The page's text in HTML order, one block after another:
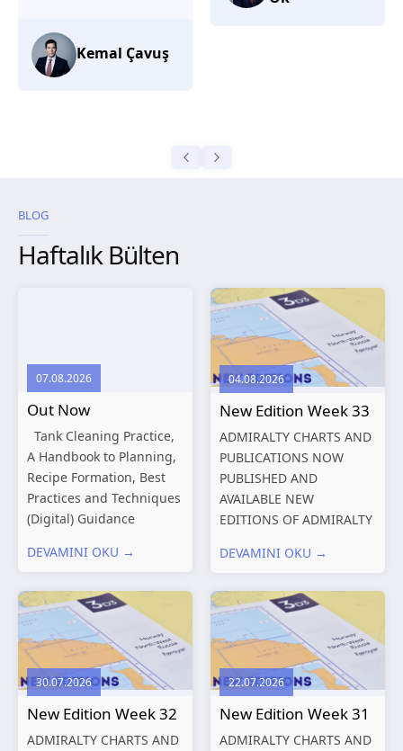
BLOG
Haftalık Bülten
07.08.2026
Out Now
Tank Cleaning Practice,
A Handbook to Planning,
Recipe Formation, Best
Practices and Techniques
(Digital) Guidance
Structures – Consolidated
Shipping and the
Environment – A Guide to
Environmental
Compliance...
DEVAMINI OKU →
04.08.2026
New Edition Week 33
ADMIRALTY CHARTS AND
PUBLICATIONS NOW
PUBLISHED AND
AVAILABLE NEW
EDITIONS OF ADMIRALTY
PUBLICATIONS New
Charts published 13
August 2026 Chart
Title, limits
and other remarks
319
International chart
DEVAMINI OKU →
30.07.2026
New Edition Week 32
ADMIRALTY CHARTS AND
22.07.2026
New Edition Week 31
ADMIRALTY CHARTS AND